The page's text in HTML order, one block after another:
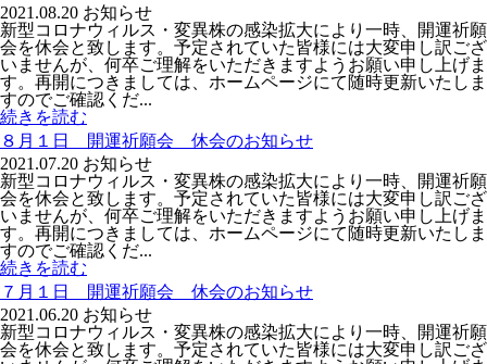
2021.08.20 お知らせ
新型コロナウィルス・変異株の感染拡大により一時、開運祈願
会を休会と致します。予定されていた皆様には大変申し訳ござ
いませんが、何卒ご理解をいただきますようお願い申し上げま
す。再開につきましては、ホームページにて随時更新いたしま
すのでご確認くだ...
続きを読む
８月１日 開運祈願会 休会のお知らせ
2021.07.20 お知らせ
新型コロナウィルス・変異株の感染拡大により一時、開運祈願
会を休会と致します。予定されていた皆様には大変申し訳ござ
いませんが、何卒ご理解をいただきますようお願い申し上げま
す。再開につきましては、ホームページにて随時更新いたしま
すのでご確認くだ...
続きを読む
７月１日 開運祈願会 休会のお知らせ
2021.06.20 お知らせ
新型コロナウィルス・変異株の感染拡大により一時、開運祈願
会を休会と致します。予定されていた皆様には大変申し訳ござ